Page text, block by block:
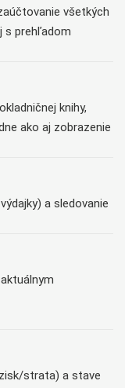
všetkých
s prehľadom
knihy,
ako aj zobrazenie
a sledovanie
strata) a stave